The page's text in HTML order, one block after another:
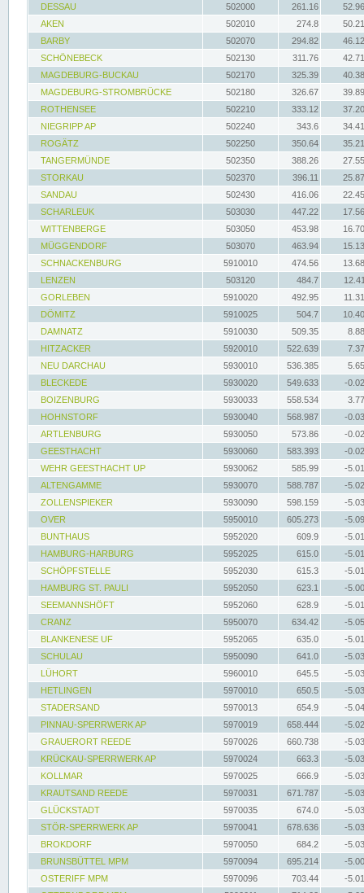
DESSAU
502000 261.16
AKEN
502010 274.8
BARBY
502070 294.82
SCHÖNEBECK
502130 311.76
MAGDEBURG-BUCKAU
502170 325.39
MAGDEBURG-STROMBRÜCKE
502180 326.67
ROTHENSEE
502210 333.12
NIEGRIPP AP
502240 343.6
ROGÄTZ
502250 350.64
TANGERMÜNDE
502350 388.26
STORKAU
502370 396.11
SANDAU
502430 416.06
SCHARLEUK
503030 447.22
WITTENBERGE
503050 453.98
MÜGGENDORF
503070 463.94
SCHNACKENBURG
5910010 474.56
LENZEN
503120 484.7
GORLEBEN
5910020 492.95
DÖMITZ
5910025 504.7
DAMNATZ
5910030 509.35
HITZACKER
5920010 522.639
NEU DARCHAU
5930010 536.385
BLECKEDE
5930020 549.633
-
BOIZENBURG
5930033 558.534
HOHNSTORF
5930040 568.987
-
ARTLENBURG
5930050 573.86
-
GEESTHACHT
5930060 583.393
-
WEHR GEESTHACHT UP
5930062 585.99
-
ALTENGAMME
5930070 588.787
-
ZOLLENSPIEKER
5930090 598.159
-
OVER
5950010 605.273
-
BUNTHAUS
5952020 609.9
-
HAMBURG-HARBURG
5952025 615.0
-
SCHÖPFSTELLE
5952030 615.3
-
HAMBURG ST. PAULI
5952050 623.1
-
SEEMANNSHÖFT
5952060 628.9
-
CRANZ
5950070 634.42
-
BLANKENESE UF
5952065 635.0
-
SCHULAU
5950090 641.0
-
LÜHORT
5960010 645.5
-
HETLINGEN
5970010 650.5
-
STADERSAND
5970013 654.9
-
PINNAU-SPERRWERK AP
5970019 658.444
-
GRAUERORT REEDE
5970026 660.738
-
KRÜCKAU-SPERRWERK AP
5970024 663.3
-
KOLLMAR
5970025 666.9
-
KRAUTSAND REEDE
5970031 671.787
-
GLÜCKSTADT
5970035 674.0
-
STÖR-SPERRWERK AP
5970041 678.636
-
BROKDORF
5970050 684.2
-
BRUNSBÜTTEL MPM
5970094 695.214
-
OSTERIFF MPM
5970096 703.44
-